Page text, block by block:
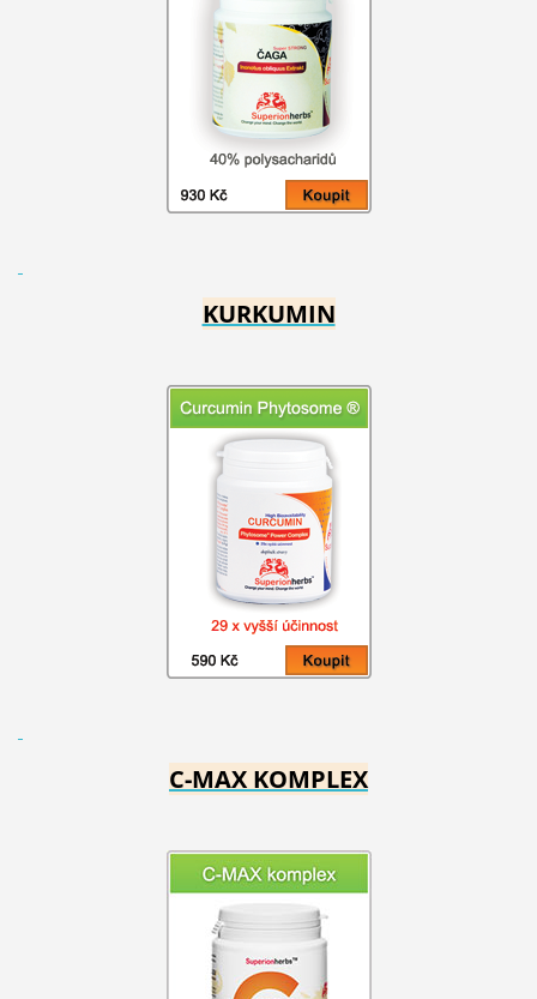
KURKUMIN
C-MAX KOMPLEX